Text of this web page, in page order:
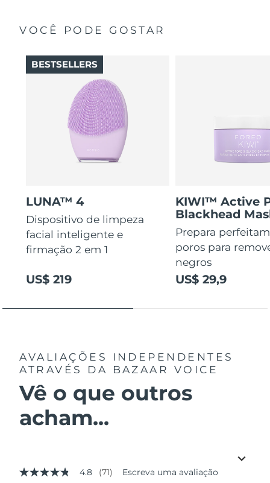
VOCÊ PODE GOSTAR
LUNA™ 4
Dispositivo de limpeza
facial inteligente e
firmação 2 em 1
US$ 219
BESTSELLERS
KIWI™ Active
Blackhead
Prepara
poros para
negros
US$ 29,9
AVALIAÇÕES INDEPENDENTES
ATRAVÉS DA BAZAAR VOICE
Vê o que outros
acham...
4.8
4.8 (71) Escreva uma avaliação